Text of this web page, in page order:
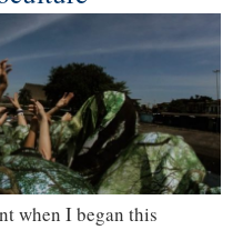
when I began this